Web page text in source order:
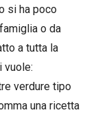
si ha poco
o da
a tutta la
vuole:
verdure tipo
una ricetta